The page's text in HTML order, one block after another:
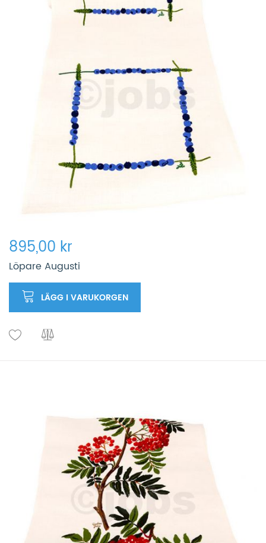
895,00 kr
Löpare Augusti
LÄGG I VARUKORGEN